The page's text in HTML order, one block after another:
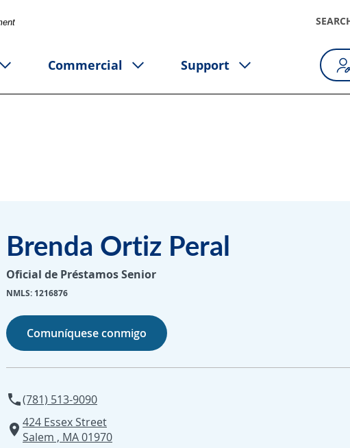
Commercial Support
Brenda Ortiz Peral
Oficial de Préstamos Senior
NMLS: 1216876
Comuníquese conmigo
(781) 513-9090
424 Essex Street
Salem , MA 01970